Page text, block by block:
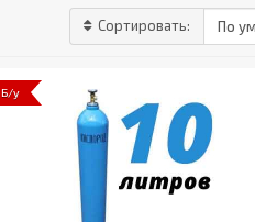
Сортировать:
Б/у